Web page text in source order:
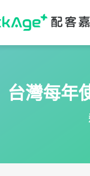
台灣每年